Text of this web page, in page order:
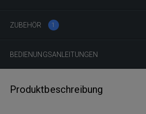
ZUBEHÖR 1
BEDIENUNGSANLEITUNGEN
Produktbeschreibung